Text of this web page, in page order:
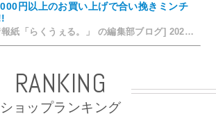
円以上のお買い上げで合い挽きミンチ
[大阪・南河内の情報紙「らくうぇる。」 の編集部ブログ] 2026/07/24 15:31
RANKING
ショップランキング